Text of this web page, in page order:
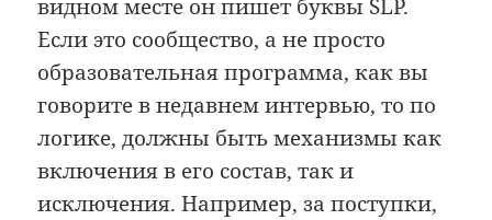
видном месте он пишет буквы SLP.
Если это сообщество, а не просто
образовательная программа, как вы
говорите в недавнем интервью, то по
логике, должны быть механизмы как
включения в его состав, так и
исключения. Например, за поступки,